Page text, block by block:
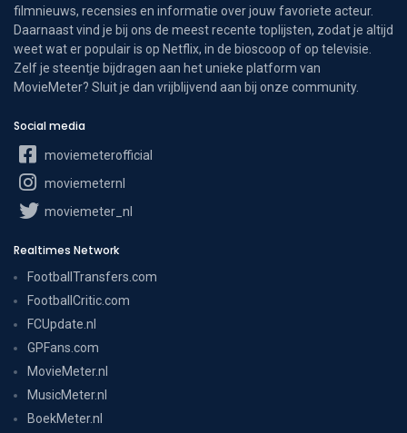
filmnieuws, recensies en informatie over jouw favoriete acteur.
Daarnaast vind je bij ons de meest recente toplijsten, zodat je altijd
weet wat er populair is op Netflix, in de bioscoop of op televisie.
Zelf je steentje bijdragen aan het unieke platform van
MovieMeter? Sluit je dan vrijblijvend aan bij onze community.
Social media
moviemeterofficial
moviemeternl
moviemeter_nl
Realtimes Network
FootballTransfers.com
FootballCritic.com
FCUpdate.nl
GPFans.com
MovieMeter.nl
MusicMeter.nl
BoekMeter.nl